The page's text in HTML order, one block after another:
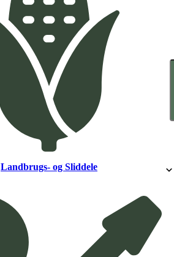
Landbrugs- og Sliddele